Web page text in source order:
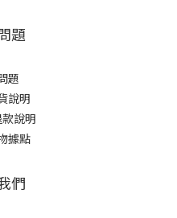
題
題
說明
說明
據點
們